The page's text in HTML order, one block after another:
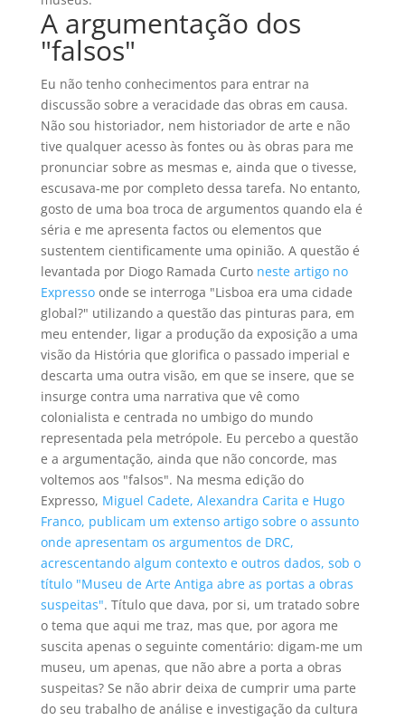
A argumentação dos
"falsos"
Eu não tenho conhecimentos para entrar na
discussão sobre a veracidade das obras em causa.
Não sou historiador, nem historiador de arte e não
tive qualquer acesso às fontes ou às obras para me
pronunciar sobre as mesmas e, ainda que o tivesse,
escusava-me por completo dessa tarefa. No entanto,
gosto de uma boa troca de argumentos quando ela é
séria e me apresenta factos ou elementos que
sustentem cientificamente uma opinião. A questão é
levantada por Diogo Ramada Curto neste artigo no
Expressoonde se interroga "Lisboa era uma cidade
global?" utilizando a questão das pinturas para, em
meu entender, ligar a produção da exposição a uma
visão da História que glorifica o passado imperial e
descarta uma outra visão, em que se insere, que se
insurge contra uma narrativa que vê como
colonialista e centrada no umbigo do mundo
representada pela metrópole. Eu percebo a questão
e a argumentação, ainda que não concorde, mas
voltemos aos "falsos". Na mesma edição do
Expresso, Miguel Cadete, Alexandra Carita e Hugo
Franco, publicam um extenso artigo sobre o assunto
onde apresentam os argumentos de DRC,
acrescentando algum contexto e outros dados, sob o
título "Museu de Arte Antiga abre as portas a obras
suspeitas". Título que dava, por si, um tratado sobre
o tema que aqui me traz, mas que, por agora me
suscita apenas o seguinte comentário: digam-me um
museu, um apenas, que não abre a porta a obras
suspeitas? Se não abrir deixa de cumprir uma parte
do seu trabalho de análise e investigação da cultura